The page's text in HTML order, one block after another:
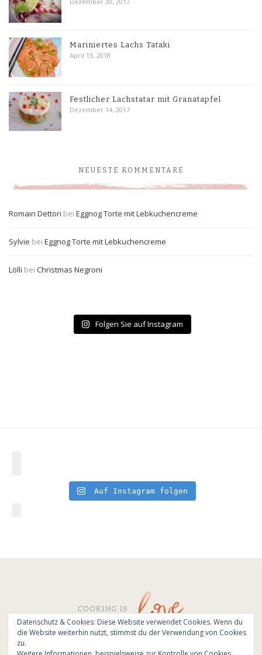
Mariniertes Lachs Tataki
April 13, 2018
Festlicher Lachstatar mit Granatapfel
Dezember 14, 2017
NEUESTE KOMMENTARE
Romain Dettori bei Eggnog Torte mit Lebkuchencreme
Sylvie bei Eggnog Torte mit Lebkuchencreme
Lölli bei Christmas Negroni
Folgen Sie auf Instagram
Auf Instagram folgen
© All Rights Reserved - Cooking is love 2017.
Datenschutz & Cookies: Diese Website verwendet Cookies. Wenn du
die Website weiterhin nutzt, stimmst du der Verwendung von Cookies
zu.